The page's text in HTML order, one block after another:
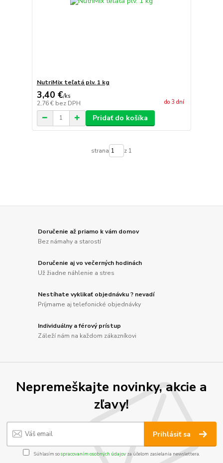
NutriMix teľatá plv. 1 kg
3,40 €/ks
2,76 € bez DPH do 3 dní
Pridať do košíka
strana z 1
Doručenie až priamo k vám domov
Bez námahy a starostí
Doručenie aj vo večerných hodinách
Už žiadne náhlenie a stres
Nestíhate vyklikať objednávku ? nevadí
Príjmame aj telefonické objednávky
Individuálny a férový prístup
Záleží nám na každom zákazníkovi
Nepremeškajte novinky, akcie a
zľavy!
Prihlásiť sa
Súhlasím sospracovaním osobných údajov za účelom zasielania newslettera.